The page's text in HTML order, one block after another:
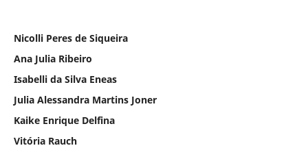
Nicolli Peres de Siqueira
Ana Julia Ribeiro
Isabelli da Silva Eneas
Julia Alessandra Martins Joner
Kaike Enrique Delfina
Vitória Rauch